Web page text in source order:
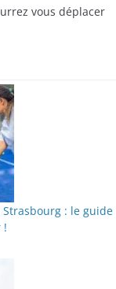
vous déplacer
Strasbourg : le
!